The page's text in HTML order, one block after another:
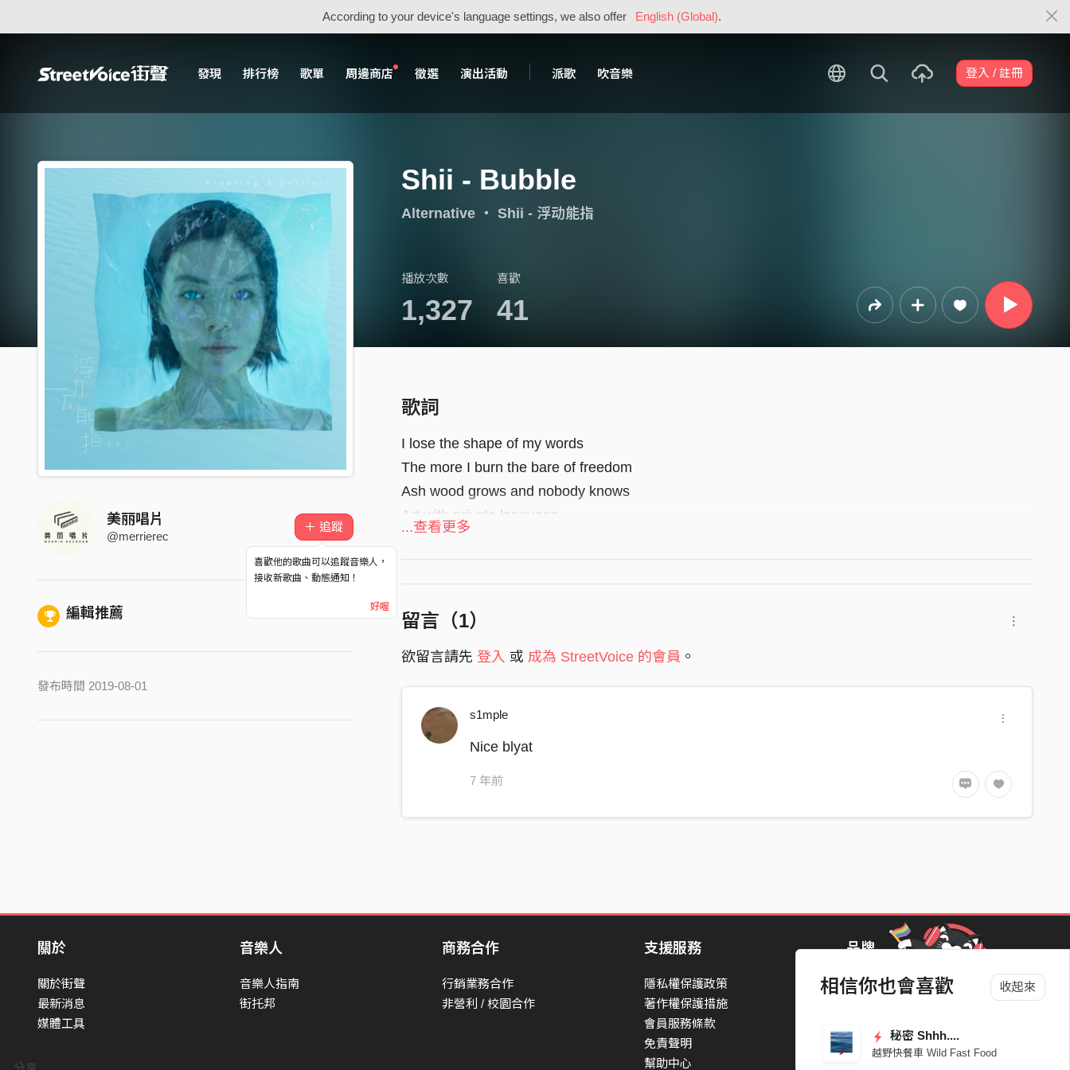
According to your device's language settings, we also offer English (Global).
發現 排行榜 歌單 周邊商店 徵選 演出活動 派歌 吹音樂 登入 / 註冊
相信你也會喜歡 收起來
秘密 Shhh....
越野快餐車 Wild Fast Food
Shii - Bubble
Alternative・ Shii - 浮动能指
播放次數
1,327
喜歡
41
美丽唱片
@merrierec
＋ 追蹤
喜歡他的歌曲可以追蹤音樂人，
接收新歌曲、動態通知！
好喔
編輯推薦
發布時間 2019-08-01
歌詞
I lose the shape of my words
The more I burn the bare of freedom
Ash wood grows and nobody knows
Art with private language
God proves me
If we, if we don’t feel so lonely
I lose the shape of my words
The more I burn the bare of freedom
Art with private language
If we, if we don’t feel so lonely
The sentimental piece of heart
...查看更多
留言（1）
欲留言請先 登入 或 成為 StreetVoice 的會員 。
s1mple
Nice blyat
7 年前
關於
關於街聲
最新消息
媒體工具
音樂人
音樂人指南
街托邦
商務合作
行銷業務合作
非營利 / 校園合作
支援服務
隱私權保護政策
著作權保護措施
會員服務條款
免責聲明
幫助中心
品牌
StreetVoice Awards 街聲音樂獎
Packer 派歌